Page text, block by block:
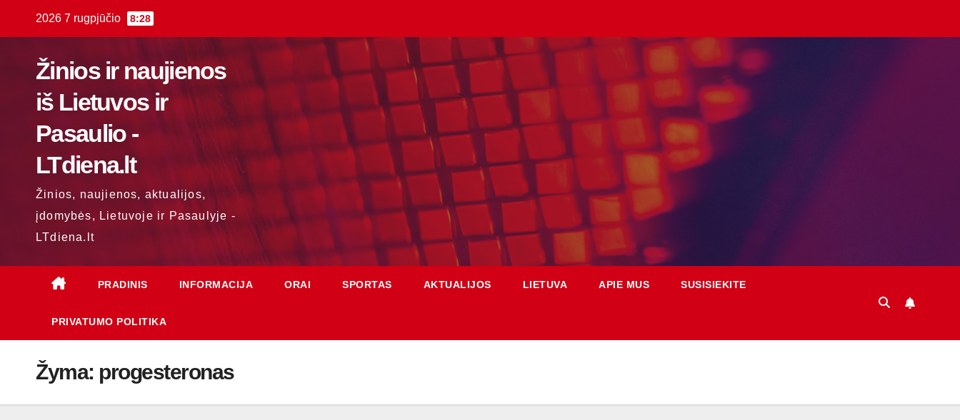
2026 7 rugpjūčio 8:28
Žinios ir naujienos
iš Lietuvos ir
Pasaulio -
LTdiena.lt
Žinios, naujienos, aktualijos,
įdomybės, Lietuvoje ir Pasaulyje -
LTdiena.lt
PRADINIS INFORMACIJA ORAI SPORTAS AKTUALIJOS LIETUVA APIE MUS SUSISIEKITE
PRIVATUMO POLITIKA
Žyma: progesteronas